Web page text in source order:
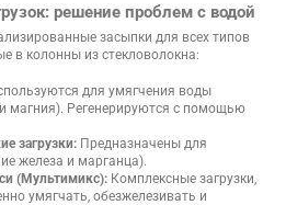
решение проблем с водой
засыпки для всех типов
в колонны из стекловолокна:
для умягчения воды
магния). Регенерируются с помощью
загрузки: Предназначены для
железа и марганца).
(Мультимикс): Комплексные загрузки,
умягчать, обезжелезивать и